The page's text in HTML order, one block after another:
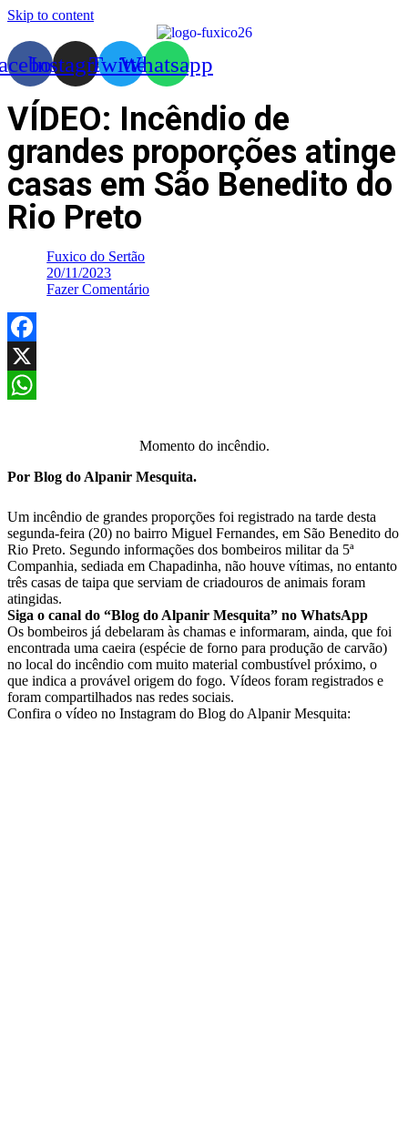
Skip to content
InstagramTwitterWhatsapp
VÍDEO: Incêndio de
grandes proporções atinge
casas em São Benedito do
Rio Preto
Fuxico do Sertão
20/11/2023
Fazer Comentário
Facebook
X
Momento do incêndio.
Por Blog do Alpanir Mesquita.
Um incêndio de grandes proporções foi registrado na tarde desta
segunda-feira (20) no bairro Miguel Fernandes, em São Benedito do
Rio Preto. Segundo informações dos bombeiros militar da 5ª
Companhia, sediada em Chapadinha, não houve vítimas, no entanto
três casas de taipa que serviam de criadouros de animais foram
atingidas.
Siga o canal do “Blog do Alpanir Mesquita” no WhatsApp
Os bombeiros já debelaram às chamas e informaram, ainda, que foi
encontrada uma caeira (espécie de forno para produção de carvão)
no local do incêndio com muito material combustível próximo, o
que indica a provável origem do fogo. Vídeos foram registrados e
foram compartilhados nas redes sociais.
Confira o vídeo no Instagram do Blog do Alpanir Mesquita: